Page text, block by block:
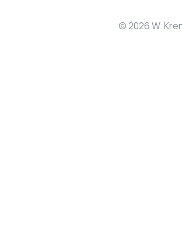
© 2026 W.